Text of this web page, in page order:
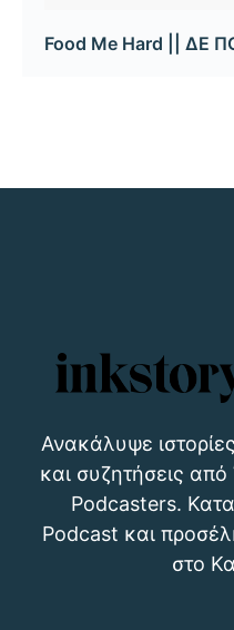
Food Me Hard || ΔΕ
Ανακάλυψε
και συζητήσεις
Podcasters.
Podcast και
στο